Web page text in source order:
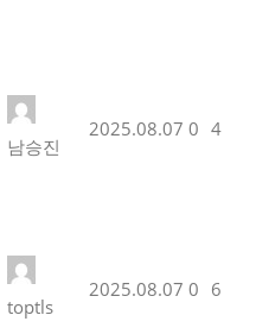
남승진
2025.08.07 0 4
toptls
2025.08.07 0 6